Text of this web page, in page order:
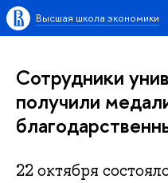
Высшая школа экономики
Сотрудники
получили
22 октября